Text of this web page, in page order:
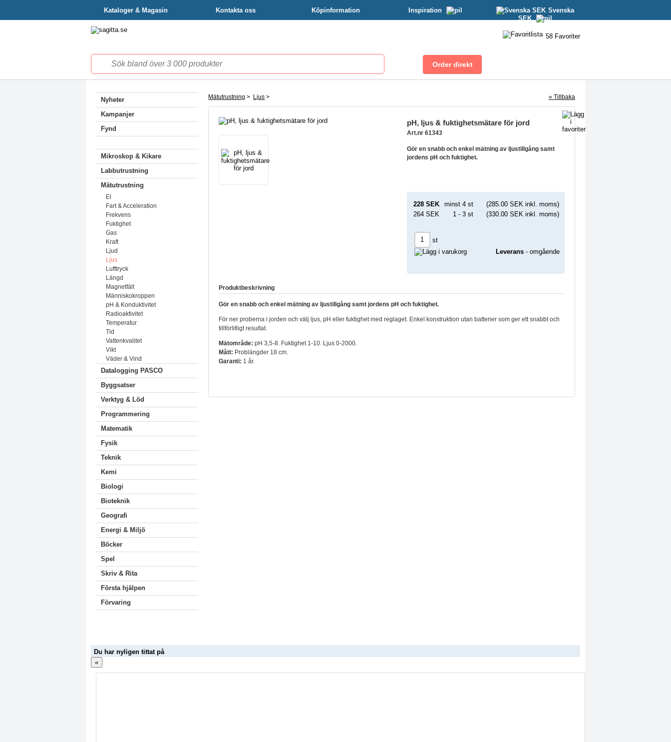
Kataloger & Magasin Kontakta oss Köpinformation Inspiration
Svenska
SEK
58 Favoriter
Nyheter
Kampanjer
Fynd
Mikroskop & Kikare
Labbutrustning
Mätutrustning
El
Fart & Acceleration
Frekvens
Fuktighet
Gas
Kraft
Ljud
Ljus
Lufttryck
Längd
Magnetfält
Människokroppen
pH & Konduktivitet
Radioaktivitet
Temperatur
Tid
Vattenkvalitet
Vikt
Väder & Vind
Datalogging PASCO
Byggsatser
Verktyg & Löd
Programmering
Matematik
Fysik
Teknik
Kemi
Biologi
Bioteknik
Geografi
Energi & Miljö
Böcker
Spel
Skriv & Rita
Första hjälpen
Förvaring
Mätutrustning > Ljus > « Tillbaka
pH, ljus & fuktighetsmätare för jord
Art.nr 61343
Gör en snabb och enkel mätning av ljustillgång samt
jordens pH och fuktighet.
228 SEK minst 4 st
(285.00 SEK inkl. moms)
264 SEK
1 - 3 st (330.00 SEK inkl. moms)
st
Leverans- omgående
Produktbeskrivning
Gör en snabb och enkel mätning av ljustillgång samt jordens pH och fuktighet.
För ner proberna i jorden och välj ljus, pH eller fuktighet med reglaget. Enkel konstruktion utan batterier som ger ett snabbt och
tillförlitligt resultat.
Mätområde: pH 3,5-8. Fuktighet 1-10. Ljus 0-2000.
Mått: Problängder 18 cm.
Garanti: 1 år.
Du har nyligen tittat på
«